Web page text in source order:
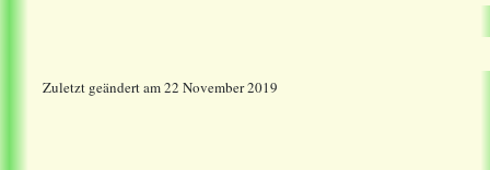
Zuletzt geändert am 22 November 2019